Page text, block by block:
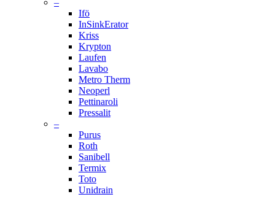
–
Ifö
InSinkErator
Kriss
Krypton
Laufen
Lavabo
Metro Therm
Neoperl
Pettinaroli
Pressalit
–
Purus
Roth
Sanibell
Termix
Toto
Unidrain